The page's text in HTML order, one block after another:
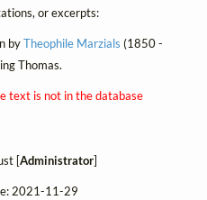
or excerpts:
byTheophile Marzials (1850 -
Thomas.
text is not in the database
[Administrator]
2021-11-29